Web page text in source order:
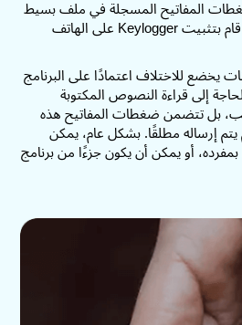
المفاتيح المسجلة في ملف بسيط
وإرسالها إلى الشخص الذي قام بتثبيت Keylogger على الهاتف
يخضع للاختلاف اعتمادًا على البرنامج
إلى قراءة النصوص المكتوبة
تتضمن ضغطات المفاتيح هذه
إرساله مطلقًا. بشكل عام، يمكن
استخدام برنامج Keylogger بمفرده، أو يمكن أن يكون جزءًا من برنامج